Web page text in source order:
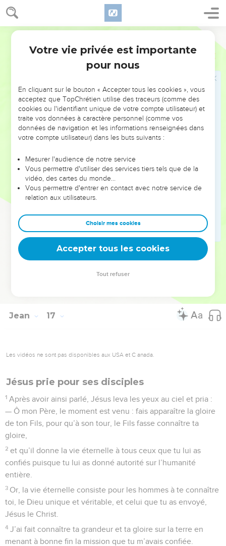
Jean 16
votre amour et vous avez cru que je suis issu de lui.
C’est vrai, je suis sorti de chez mon Père et je suis venu
dans le monde. Maintenant, je quitte de nouveau le monde
et je retourne auprès du Père. —
Maintenant, enfin, s’écrièrent ses disciples, tu nous parles
figuré !
À présent, nous avons compris que tu sais tout et que tu
connais d’avance les questions que l’on aimerait te poser.
C’est pourquoi, cette fois, nous croyons que tu viens de
Dieu. —
Ainsi donc, leur répondit Jésus, vous croyez à présent !
Mais le temps est proche (il est même déjà là) où vous
vous disperserez, chacun de son côté, et vous me laisserez
tout seul. Seul ! Il est vrai que je ne le suis jamais vraiment
Il fallait que je vous dise aussi cela pour que vous trouviez
la paix dans la communion avec moi. Dans le monde, vous
aurez à souffrir bien des afflictions mais prenez courage,
moi, j’ai déjà remporté la victoire sur le monde.
Jean 17
Les vidéos ne sont pas disponibles aux USA et C anada.
Jésus prie pour ses disciples
1 Après avoir ainsi parlé, Jésus leva les yeux au ciel et pria :
— Ô mon Père, le moment est venu : fais apparaître la gloire
de ton Fils, pour qu’à son tour, le Fils fasse connaître ta
gloire,
2 et qu’il donne la vie éternelle à tous ceux que tu lui as
confiés puisque tu lui as donné autorité sur l’humanité
entière.
3 Or, la vie éternelle consiste pour les hommes à te connaître
toi, le Dieu unique et véritable, et celui que tu as envoyé,
Jésus le Christ.
4 J’ai fait connaître ta grandeur et ta gloire sur la terre en
menant à bonne fin la mission que tu m’avais confiée.
Votre vie privée est importante
pour nous
En cliquant sur le bouton « Accepter tous les cookies », vous
acceptez que TopChrétien utilise des traceurs (comme des
cookies ou l'identifiant unique de votre compte utilisateur) et
traite vos données à caractère personnel (comme vos
données de navigation et les informations renseignées dans
votre compte utilisateur) dans les buts suivants :
Mesurer l'audience de notre service
Vous permettre d'utiliser des services tiers tels que de la
vidéo, des cartes du monde…
Vous permettre d'entrer en contact avec notre service de
relation aux utilisateurs.
Choisir mes cookies
Accepter tous les cookies
Tout refuser